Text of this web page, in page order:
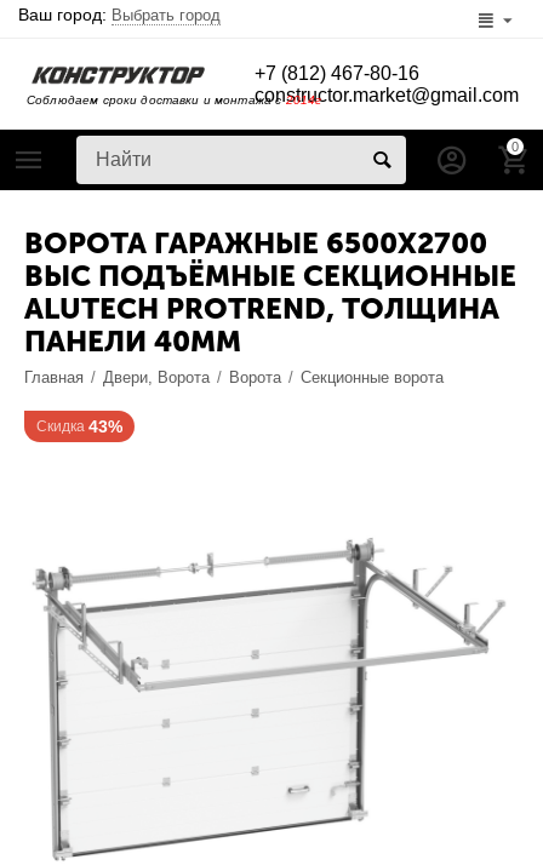
Ваш город: Выбрать город
Соблюдаем сроки доставки и монтажа с2014г
+7 (812) 467-80-16
constructor.market@gmail.com
0
ВОРОТА ГАРАЖНЫЕ 6500Х2700
ВЫС ПОДЪЁМНЫЕ СЕКЦИОННЫЕ
ALUTECH PROTREND, ТОЛЩИНА
ПАНЕЛИ 40ММ
Главная / Двери, Ворота / Ворота / Секционные ворота
Скидка 43%